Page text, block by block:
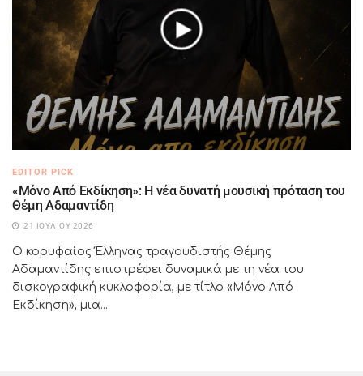
EDITOR PICK
«Μόνο Από Εκδίκηση»: Η νέα δυνατή μουσική πρόταση του
Θέμη Αδαμαντίδη
21 ΙΟΥΛΊΟΥ 2026
Ο κορυφαίος Έλληνας τραγουδιστής Θέμης
Αδαμαντίδης επιστρέφει δυναμικά με τη νέα του
δισκογραφική κυκλοφορία, με τίτλο «Μόνο Από
Εκδίκηση», μια...